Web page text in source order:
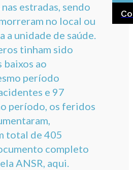
estradas, sendo
no local ou
a unidade de saúde.
tinham sido
baixos ao
período
e 97
período, os feridos
total de 405
completo
ANSR, aqui.